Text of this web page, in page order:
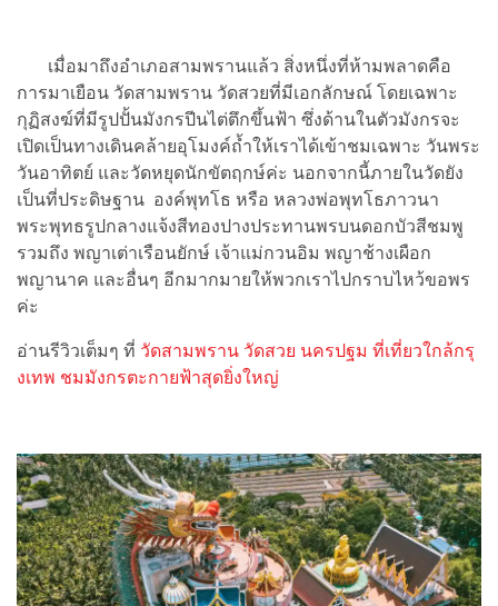
เมื่อมาถึงอำเภอสามพรานแล้ว สิ่งหนึ่งที่ห้ามพลาดคือ
การมาเยือน วัดสามพราน วัดสวยที่มีเอกลักษณ์ โดยเฉพาะ
กุฏิสงฆ์ที่มีรูปปั้นมังกรปีนไต่ตึกขึ้นฟ้า ซึ่งด้านในตัวมังกรจะ
เปิดเป็นทางเดินคล้ายอุโมงค์ถ้ำให้เราได้เข้าชมเฉพาะ วันพระ
วันอาทิตย์ และวัดหยุดนักขัตฤกษ์ค่ะ นอกจากนี้ภายในวัดยัง
เป็นที่ประดิษฐาน องค์พุทโธ หรือ หลวงพ่อพุทโธภาวนา
พระพุทธรูปกลางแจ้งสีทองปางประทานพรบนดอกบัวสีชมพู
รวมถึง พญาเต่าเรือนยักษ์ เจ้าแม่กวนอิม พญาช้างเผือก
พญานาค และอื่นๆ อีกมากมายให้พวกเราไปกราบไหว้ขอพร
ค่ะ
อ่านรีวิวเต็มๆ ที่ วัดสามพราน วัดสวย นครปฐม ที่เที่ยวใกล้กรุ
งเทพ ชมมังกรตะกายฟ้าสุดยิ่งใหญ่